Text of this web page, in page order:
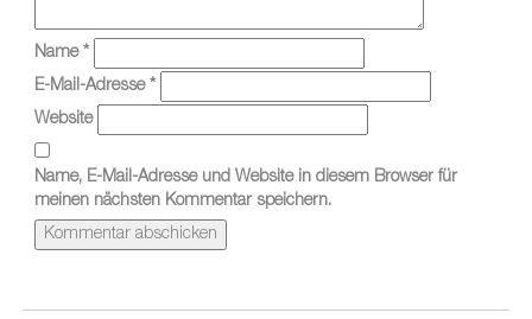
Name *
E-Mail-Adresse *
Website
Name, E-Mail-Adresse und Website in diesem Browser für
meinen nächsten Kommentar speichern.